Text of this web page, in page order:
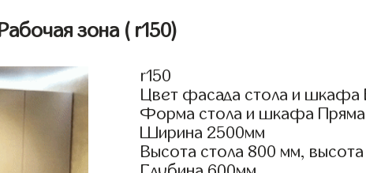
Рабочая зона ( r150)
r150
Цвет фасада стола и шкафа
Форма стола и шкафа
Ширина 2500мм
Высота стола 800 мм,